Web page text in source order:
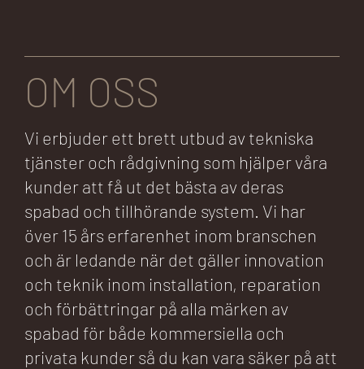
OM OSS
Vi erbjuder ett brett utbud av tekniska
tjänster och rådgivning som hjälper våra
kunder att få ut det bästa av deras
spabad och tillhörande system. Vi har
över 15 års erfarenhet inom branschen
och är ledande när det gäller innovation
och teknik inom installation, reparation
och förbättringar på alla märken av
spabad för både kommersiella och
privata kunder så du kan vara säker på att